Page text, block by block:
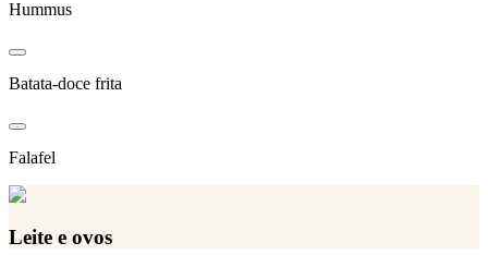
Hummus
Batata-doce frita
Falafel
Leite e ovos